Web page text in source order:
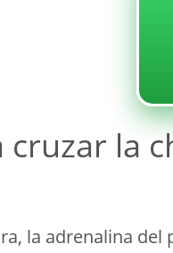
cruzar la
la adrenalina